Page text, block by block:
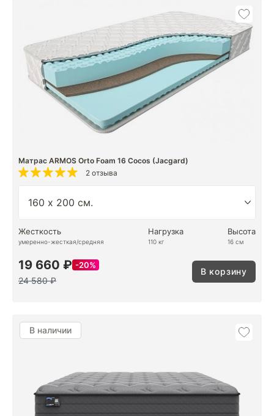
Матрас ARMOS Orto Foam 16 Cocos (Jacgard)
2 отзыва
Жесткость
умеренно-жесткая/средняя
Нагрузка
110 кг
Высота
16 см
19 660 ₽ 20%
24 580 ₽
В корзину
В наличии